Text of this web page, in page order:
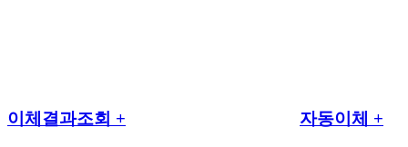
이체결과조회 + 자동이체 +